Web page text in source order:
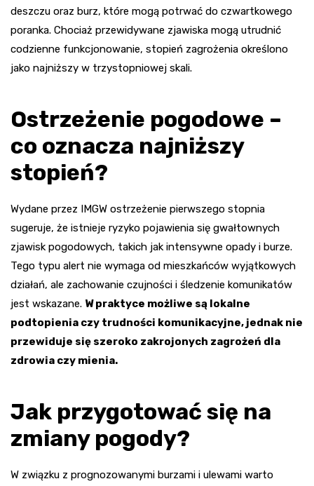
deszczu oraz burz, które mogą potrwać do czwartkowego
poranka. Chociaż przewidywane zjawiska mogą utrudnić
codzienne funkcjonowanie, stopień zagrożenia określono
jako najniższy w trzystopniowej skali.
Ostrzeżenie pogodowe –
co oznacza najniższy
stopień?
Wydane przez IMGW ostrzeżenie pierwszego stopnia
sugeruje, że istnieje ryzyko pojawienia się gwałtownych
zjawisk pogodowych, takich jak intensywne opady i burze.
Tego typu alert nie wymaga od mieszkańców wyjątkowych
działań, ale zachowanie czujności i śledzenie komunikatów
jest wskazane. W praktyce możliwe są lokalne
podtopienia czy trudności komunikacyjne, jednak nie
przewiduje się szeroko zakrojonych zagrożeń dla
zdrowia czy mienia.
Jak przygotować się na
zmiany pogody?
W związku z prognozowanymi burzami i ulewami warto